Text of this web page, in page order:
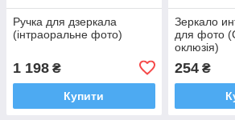
Ручка для дзеркала
(інтраоральне фото)
1 198 ₴
Купити
Зеркало
для фото
оклюзія)
254₴